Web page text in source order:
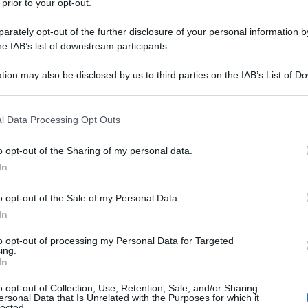
to your opt-out.
opt-out of the further disclosure of your personal information
IAB’s list of downstream participants.
may also be disclosed by us to third parties on the IAB’s List of
including but not limited to your visit or usage behaviour. You may
consent section.
Data Processing Opt Outs
opt-out of the Sharing of my personal data.
opt-out of the Sale of my Personal Data.
opt-out of processing my Personal Data for Targeted
opt-out of Collection, Use, Retention, Sale, and/or Sharing
Data that Is Unrelated with the Purposes for which it
alla scoperta del
visitatori di ammirare piccoli e grandi gioielli